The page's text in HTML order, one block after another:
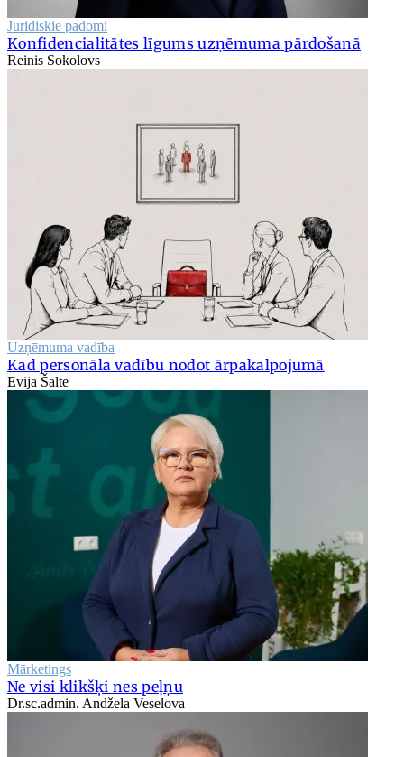
Juridiskie padomi
Konfidencialitātes līgums uzņēmuma pārdošanā
Reinis Sokolovs
Uzņēmuma vadība
Kad personāla vadību nodot ārpakalpojumā
Evija Šalte
Mārketings
Ne visi klikšķi nes peļņu
Dr.sc.admin. Andžela Veselova